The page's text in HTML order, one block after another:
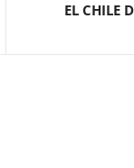
EL CHILE